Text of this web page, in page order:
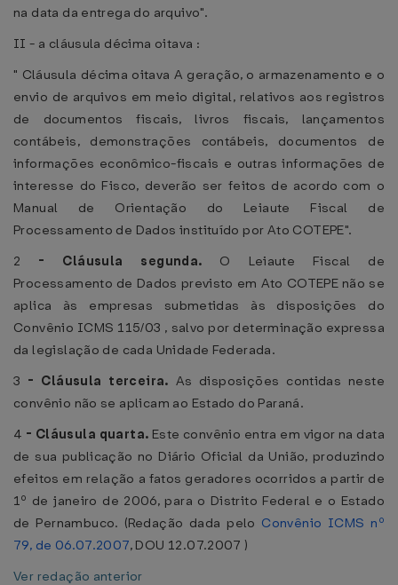
na data da entrega do arquivo".
II - a cláusula décima oitava :
" Cláusula décima oitava A geração, o armazenamento e o
envio de arquivos em meio digital, relativos aos registros
de documentos fiscais, livros fiscais, lançamentos
contábeis, demonstrações contábeis, documentos de
informações econômico-fiscais e outras informações de
interesse do Fisco, deverão ser feitos de acordo com o
Manual de Orientação do Leiaute Fiscal de
Processamento de Dados instituído por Ato COTEPE".
2 - Cláusula segunda. O Leiaute Fiscal de
Processamento de Dados previsto em Ato COTEPE não se
aplica às empresas submetidas às disposições do
Convênio ICMS 115/03 , salvo por determinação expressa
da legislação de cada Unidade Federada.
3 - Cláusula terceira. As disposições contidas neste
convênio não se aplicam ao Estado do Paraná.
4 - Cláusula quarta. Este convênio entra em vigor na data
de sua publicação no Diário Oficial da União, produzindo
efeitos em relação a fatos geradores ocorridos a partir de
1º de janeiro de 2006, para o Distrito Federal e o Estado
de Pernambuco. (Redação dada pelo Convênio ICMS nº
79, de 06.07.2007, DOU 12.07.2007 )
Ver redação anterior